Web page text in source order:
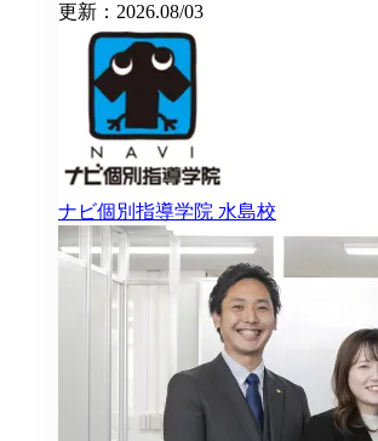
更新：2026.08/03
ナビ個別指導学院 水島校